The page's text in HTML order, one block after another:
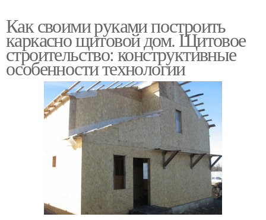
Как своими руками построить
каркасно щитовой дом. Щитовое
строительство: конструктивные
особенности технологии